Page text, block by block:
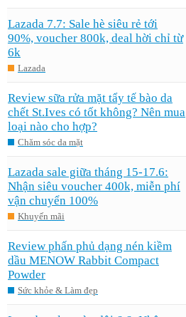
Lazada 7.7: Sale hè siêu rẻ tới
90%, voucher 800k, deal hời chỉ từ
6k
Lazada
Review sữa rửa mặt tẩy tế bào da
chết St.Ives có tốt không? Nên mua
loại nào cho hợp?
Chăm sóc da mặt
Lazada sale giữa tháng 15-17.6:
Nhận siêu voucher 400k, miễn phí
vận chuyển 100%
Khuyến mãi
Review phấn phủ dạng nén kiềm
dầu MENOW Rabbit Compact
Powder
Sức khỏe & Làm đẹp